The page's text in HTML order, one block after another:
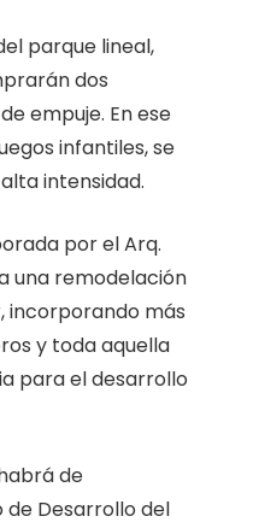
parque lineal,
dos
empuje. En ese
infantiles, se
intensidad.
por el Arq.
una remodelación
incorporando más
y toda aquella
para el desarrollo
de
de Desarrollo del